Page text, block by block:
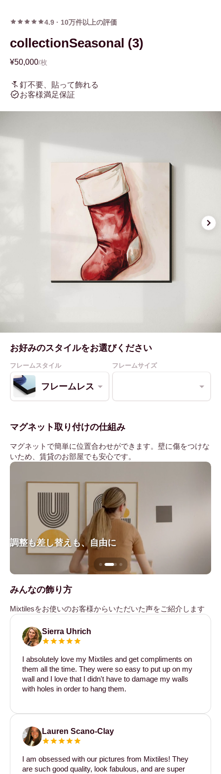
4.9 · 10万件以上の評価
collectionSeasonal (3)
¥50,000/枚
釘不要、貼って飾れる
お客様満足保証
お好みのスタイルをお選びください
フレームスタイル フレームサイズ
フレームレス
マグネット取り付けの仕組み
マグネットで簡単に位置合わせができます。壁に傷をつけな
いため、賃貸のお部屋でも安心です。
調整も差し替えも、自由に
みんなの飾り方
Mixtilesをお使いのお客様からいただいた声をご紹介します
Sierra Uhrich
I absolutely love my Mixtiles and get compliments on
them all the time. They were so easy to put up on my
wall and I love that I didn't have to damage my walls
with holes in order to hang them.
Lauren Scano-Clay
I am obsessed with our pictures from Mixtiles! They
are such good quality, look fabulous, and are super